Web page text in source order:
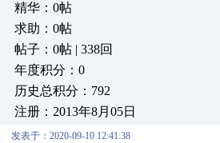
精华：0帖
求助：0帖
帖子：0帖 | 338回
年度积分：0
历史总积分：792
注册：2013年8月05日
发表于：2020-09-10 12:41:38